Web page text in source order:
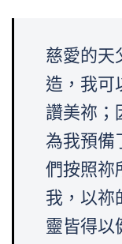
慈愛的天
造，我可
讚美祢；
為我預備
們按照祢
我，以祢
靈皆得以